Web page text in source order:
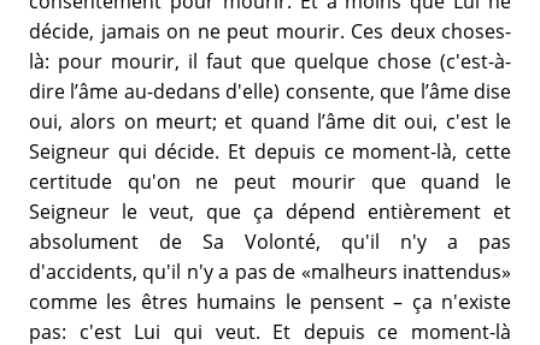
décide, jamais on ne peut mourir. Ces deux choses-
là: pour mourir, il faut que quelque chose (c'est-à-
dire l’âme au-dedans d'elle) consente, que l’âme dise
oui, alors on meurt; et quand l’âme dit oui, c'est le
Seigneur qui décide. Et depuis ce moment-là, cette
certitude qu'on ne peut mourir que quand le
Seigneur le veut, que ça dépend entièrement et
absolument de Sa Volonté, qu'il n'y a pas
d'accidents, qu'il n'y a pas de «malheurs inattendus»
comme les êtres humains le pensent – ça n'existe
pas: c'est Lui qui veut. Et depuis ce moment-là